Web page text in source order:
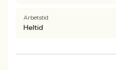
Arbetstid
Heltid